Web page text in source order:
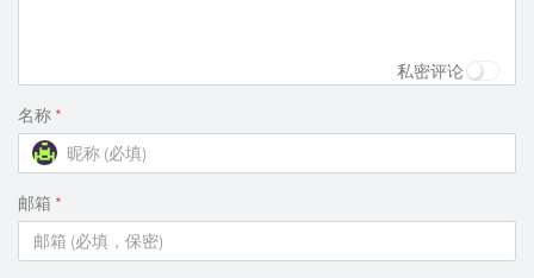
私密评论
名称 *
邮箱 *